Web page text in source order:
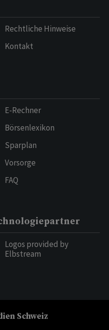
Rechtliche Hinweise
Kontakt
E-Rechner
Börsenlexikon
Sparplan
Vorsorge
FAQ
Logos provided by
Elbstream
Schweiz